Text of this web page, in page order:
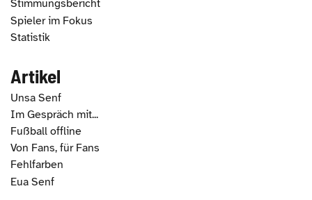
Stimmungsbericht
Spieler im Fokus
Statistik
Artikel
Unsa Senf
Im Gespräch mit...
Fußball offline
Von Fans, für Fans
Fehlfarben
Eua Senf